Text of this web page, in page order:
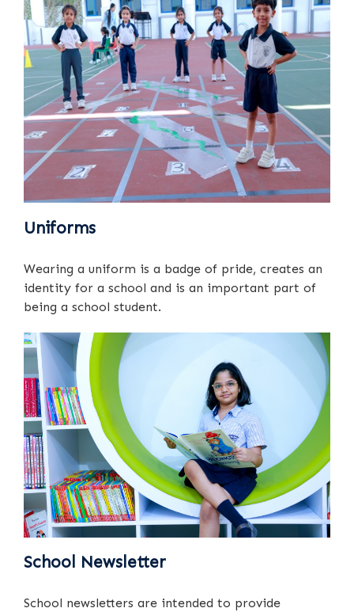
Uniforms
Wearing a uniform is a badge of pride, creates an
identity for a school and is an important part of
being a school student.
School Newsletter
School newsletters are intended to provide